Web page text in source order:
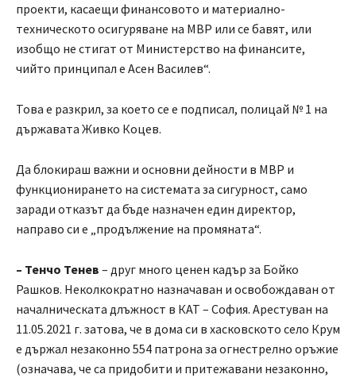
проекти, касаещи финансовото и материално-
техническото осигуряване на МВР или се бавят, или
изобщо не стигат от Министерство на финансите,
чийто принципал е Асен Василев“.
Това е разкрил, за което се е подписал, полицай № 1 на
държавата Живко Коцев.
Да блокираш важни и основни дейности в МВР и
функционирането на системата за сигурност, само
заради отказът да бъде назначен един директор,
направо си е „продължение на промяната“.
– Тенчо Тенев – друг много ценен кадър за Бойко
Рашков. Неколкократно назначаван и освобождаван от
началническата длъжност в КАТ – София. Арестуван на
11.05.2021 г. затова, че в дома си в хасковското село Крум
е държал незаконно 554 патрона за огнестрелно оръжие
(означава, че са придобити и притежавани незаконно,